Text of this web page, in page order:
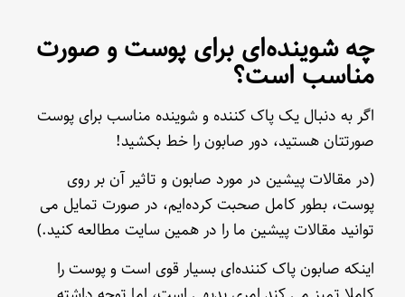
چه شوینده‌ای برای پوست و صورت
مناسب است؟
اگر به دنبال یک پاک کننده و شوینده مناسب برای پوست
صورتتان هستید، دور صابون را خط بکشید!
(در مقالات پیشین در مورد صابون و تاثیر آن بر روی
پوست، بطور کامل صحبت کرده‌ایم، در صورت تمایل می
توانید مقالات پیشین ما را در همین سایت مطالعه کنید.)
اینکه صابون پاک کننده‌ای بسیار قوی است و پوست را